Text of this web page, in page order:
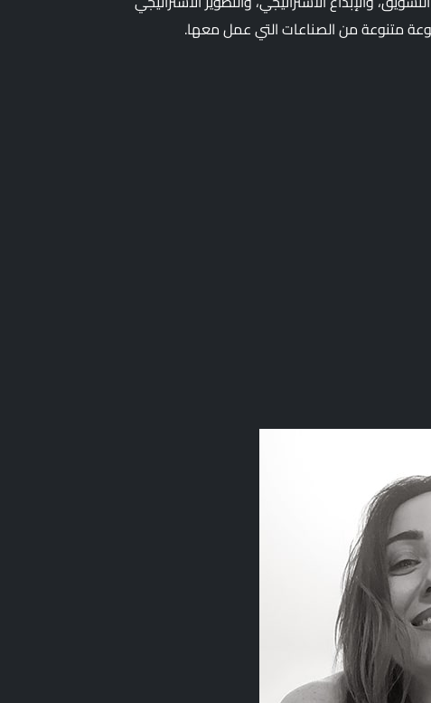
متنوعة من الصناعات التي عمل معها.